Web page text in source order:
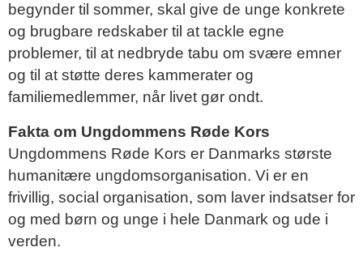
begynder til sommer, skal give de unge konkrete
og brugbare redskaber til at tackle egne
problemer, til at nedbryde tabu om svære emner
og til at støtte deres kammerater og
familiemedlemmer, når livet gør ondt.
Fakta om Ungdommens Røde Kors
Ungdommens Røde Kors er Danmarks største
humanitære ungdomsorganisation. Vi er en
frivillig, social organisation, som laver indsatser for
og med børn og unge i hele Danmark og ude i
verden.